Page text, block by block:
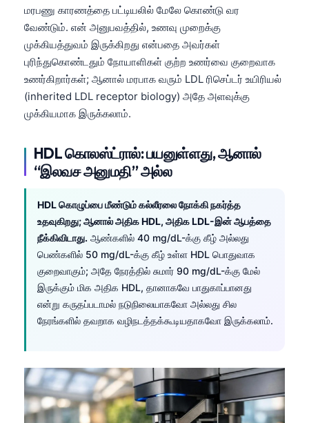
மரபணு காரணத்தை பட்டியலில் மேலே கொண்டு வர
வேண்டும். என் அனுபவத்தில், உணவு முறைக்கு
முக்கியத்துவம் இருக்கிறது என்பதை அவர்கள்
புரிந்துகொண்டதும் நோயாளிகள் குற்ற உணர்வை குறைவாக
உணர்கிறார்கள்; ஆனால் மரபாக வரும் LDL ரிசெப்டர் உயிரியல்
(inherited LDL receptor biology) அதே அளவுக்கு
முக்கியமாக இருக்கலாம்.
HDL கொலஸ்ட்ரால்: பயனுள்ளது, ஆனால்
“இலவச அனுமதி” அல்ல
HDL கொழுப்பை மீண்டும் கல்லீரலை நோக்கி நகர்த்த
உதவுகிறது; ஆனால் அதிக HDL, அதிக LDL-இன் ஆபத்தை
நீக்கிவிடாது. ஆண்களில் 40 mg/dL-க்கு கீழ் அல்லது
பெண்களில் 50 mg/dL-க்கு கீழ் உள்ள HDL பொதுவாக
குறைவாகும்; அதே நேரத்தில் சுமார் 90 mg/dL-க்கு மேல்
இருக்கும் மிக அதிக HDL, தானாகவே பாதுகாப்பானது
என்று கருதப்படாமல் நடுநிலையாகவோ அல்லது சில
நேரங்களில் தவறாக வழிநடத்தக்கூடியதாகவோ இருக்கலாம்.